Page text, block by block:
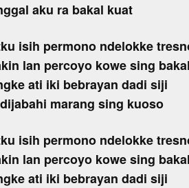
aku ra bakal kuat
isih permono ndelokke
lan percoyo kowe sing
ati iki bebrayan dadi siji
marang sing kuoso
isih permono ndelokke
lan percoyo kowe sing
ati iki bebrayan dadi siji